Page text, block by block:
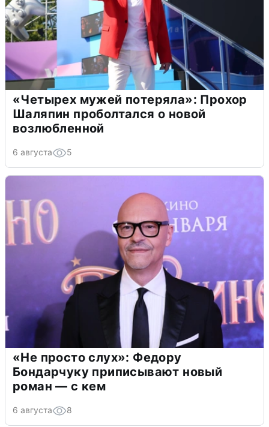
«Четырех мужей потеряла»: Прохор
Шаляпин проболтался о новой
возлюбленной
6 августа 5
«Не просто слух»: Федору
Бондарчуку приписывают новый
роман — с кем
6 августа 8